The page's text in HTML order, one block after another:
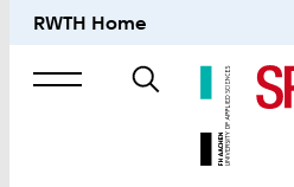
RWTH Home
Suche
nach